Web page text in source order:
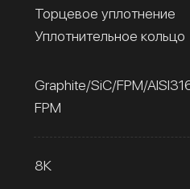
Торцевое уплотнение
Уплотнительное кольцо
Graphite/SiC/FPM/
FPM
8К